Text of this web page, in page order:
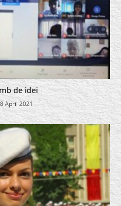
de idei
April 2021